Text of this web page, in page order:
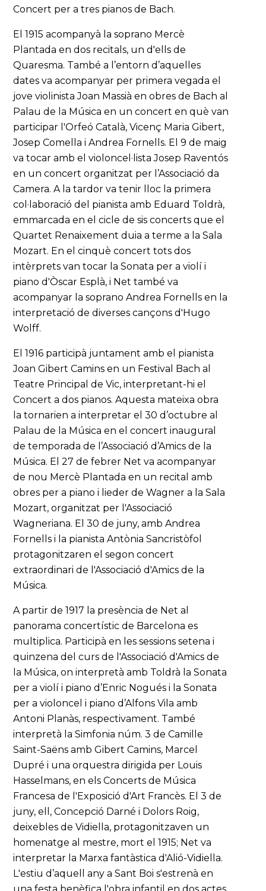
Concert per a tres pianos de Bach.
El 1915 acompanyà la soprano Mercè
Plantada en dos recitals, un d'ells de
Quaresma. També a l’entorn d’aquelles
dates va acompanyar per primera vegada el
jove violinista Joan Massià en obres de Bach al
Palau de la Música en un concert en què van
participar l'Orfeó Català, Vicenç Maria Gibert,
Josep Comella i Andrea Fornells. El 9 de maig
va tocar amb el violoncel·lista Josep Raventós
en un concert organitzat per l’Associació da
Camera. A la tardor va tenir lloc la primera
col·laboració del pianista amb Eduard Toldrà,
emmarcada en el cicle de sis concerts que el
Quartet Renaixement duia a terme a la Sala
Mozart. En el cinquè concert tots dos
intèrprets van tocar la Sonata per a violí i
piano d'Òscar Esplà, i Net també va
acompanyar la soprano Andrea Fornells en la
interpretació de diverses cançons d'Hugo
Wolff.
El 1916 participà juntament amb el pianista
Joan Gibert Camins en un Festival Bach al
Teatre Principal de Vic, interpretant-hi el
Concert a dos pianos. Aquesta mateixa obra
la tornarien a interpretar el 30 d’octubre al
Palau de la Música en el concert inaugural
de temporada de l’Associació d’Amics de la
Música. El 27 de febrer Net va acompanyar
de nou Mercè Plantada en un recital amb
obres per a piano i lieder de Wagner a la Sala
Mozart, organitzat per l'Associació
Wagneriana. El 30 de juny, amb Andrea
Fornells i la pianista Antònia Sancristòfol
protagonitzaren el segon concert
extraordinari de l'Associació d'Amics de la
Música.
A partir de 1917 la presència de Net al
panorama concertístic de Barcelona es
multiplica. Participà en les sessions setena i
quinzena del curs de l'Associació d'Amics de
la Música, on interpretà amb Toldrà la Sonata
per a violí i piano d’Enric Nogués i la Sonata
per a violoncel i piano d’Alfons Vila amb
Antoni Planàs, respectivament. També
interpretà la Simfonia núm. 3 de Camille
Saint-Saëns amb Gibert Camins, Marcel
Dupré i una orquestra dirigida per Louis
Hasselmans, en els Concerts de Música
Francesa de l'Exposició d'Art Francès. El 3 de
juny, ell, Concepció Darné i Dolors Roig,
deixebles de Vidiella, protagonitzaven un
homenatge al mestre, mort el 1915; Net va
interpretar la Marxa fantàstica d'Alió-Vidiella.
L'estiu d’aquell any a Sant Boi s'estrenà en